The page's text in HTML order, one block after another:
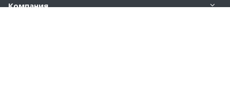
Компания